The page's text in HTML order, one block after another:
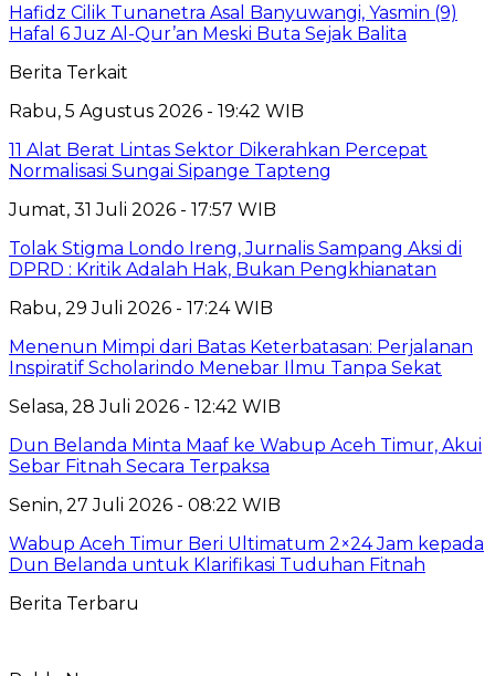
Hafidz Cilik Tunanetra Asal Banyuwangi, Yasmin (9)
Hafal 6 Juz Al-Qur’an Meski Buta Sejak Balita
Berita Terkait
Rabu, 5 Agustus 2026 - 19:42 WIB
11 Alat Berat Lintas Sektor Dikerahkan Percepat
Normalisasi Sungai Sipange Tapteng
Jumat, 31 Juli 2026 - 17:57 WIB
Tolak Stigma Londo Ireng, Jurnalis Sampang Aksi di
DPRD : Kritik Adalah Hak, Bukan Pengkhianatan
Rabu, 29 Juli 2026 - 17:24 WIB
Menenun Mimpi dari Batas Keterbatasan: Perjalanan
Inspiratif Scholarindo Menebar Ilmu Tanpa Sekat
Selasa, 28 Juli 2026 - 12:42 WIB
Dun Belanda Minta Maaf ke Wabup Aceh Timur, Akui
Sebar Fitnah Secara Terpaksa
Senin, 27 Juli 2026 - 08:22 WIB
Wabup Aceh Timur Beri Ultimatum 2×24 Jam kepada
Dun Belanda untuk Klarifikasi Tuduhan Fitnah
Berita Terbaru